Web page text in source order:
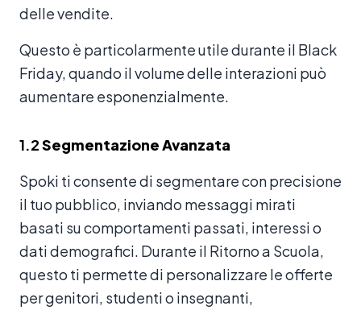
delle vendite.
Questo è particolarmente utile durante il Black
Friday, quando il volume delle interazioni può
aumentare esponenzialmente.
1.2Segmentazione Avanzata
Spoki ti consente di segmentare con precisione
il tuo pubblico, inviando messaggi mirati
basati su comportamenti passati, interessi o
dati demografici. Durante il Ritorno a Scuola,
questo ti permette di personalizzare le offerte
per genitori, studenti o insegnanti,